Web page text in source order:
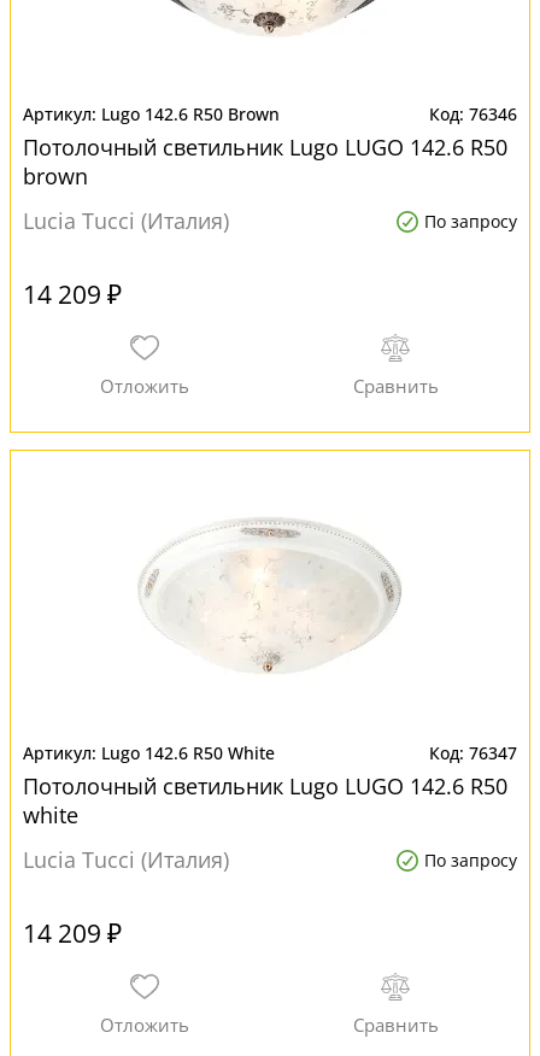
Lugo 142.6 R50 Brown 76346
Потолочный светильник Lugo LUGO 142.6 R50
brown
Lucia Tucci (Италия)
По запросу
14 209 ₽
Lugo 142.6 R50 White 76347
Потолочный светильник Lugo LUGO 142.6 R50
white
Lucia Tucci (Италия)
По запросу
14 209 ₽